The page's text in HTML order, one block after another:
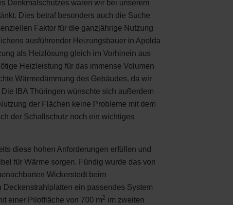
Denkmalschutzes waren wir bei unserem
Dies betraf besonders auch die Suche
Faktor für die ganzjährige Nutzung
ausführender Heizungsbauer in Apolda
als Heizlösung gleich im Vorhinein aus
Heizleistung für das immense Volumen
Wärmedämmung des Gebäudes, da wir
IBA Thüringen wünschte sich außerdem
der Flächen keine Probleme mit dem
der Schallschutz noch ein wichtiges
diese hohen Anforderungen erfüllen und
für Wärme sorgen. Fündig wurde das von
Wickerstedt beim
ein passendes System
einer Pilotfläche von 700 m2 im zweiten